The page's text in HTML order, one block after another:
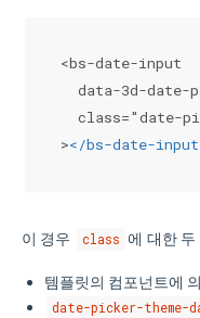
<bs-date-input
data-3d-date-
class="date-
></bs-date-input
이 경우 class 에 대한
템플릿의 컴포넌트에
date-picker-theme-